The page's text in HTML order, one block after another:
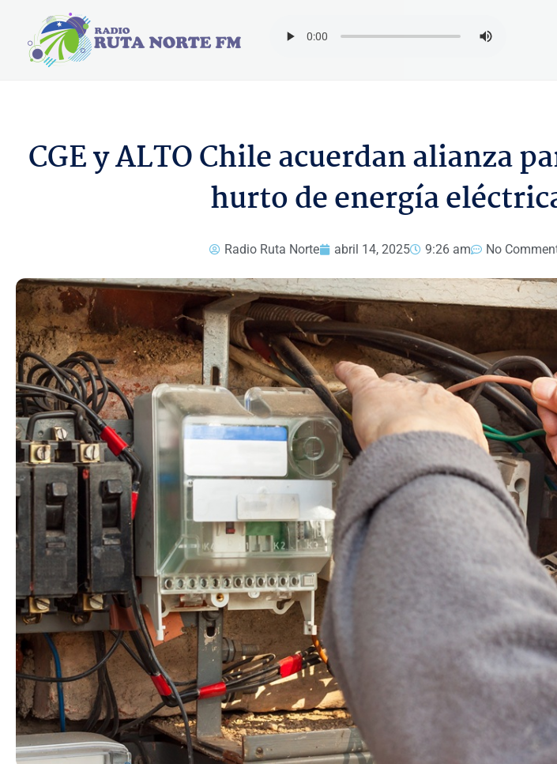
CGE y ALTO Chile acuerdan alianza
hurto de energía
Radio Ruta Norte abril 14, 2025 9:26 am No